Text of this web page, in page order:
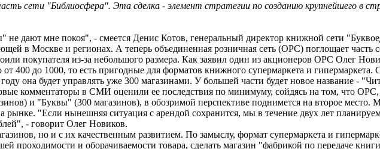
сети "Библиосфера". Эта сделка - элемент стратегии по созданию крупнейшего в
дают мне покоя", - смеется Денис Котов, генеральный директор книжной сети
в Москве и регионах. А теперь объединенная розничная сеть (ОРС) поглощает часть
покупателя из-за небольшого размера. Как заявил один из акционеров ОРС Олег
400 до 1000, то есть пригодные для форматов книжного супермаркета и
она будет управлять уже 300 магазинами. У большей части будет новое название -
комментаторы в СМИ оценили ее последствия по минимуму, сойдясь на том, что
и "Буквы" (300 магазинов), в обозримой перспективе поднимется на второе
рынке. "Если нынешняя ситуация с арендой сохранится, мы в течение двух лет
- говорит Олег Новиков.
но и с их качественным развитием. По замыслу, формат супермаркета и
проходимости и оборачиваемости товара, сделать магазин "фабрикой по передаче